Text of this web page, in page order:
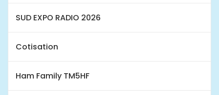
SUD EXPO RADIO 2026
Cotisation
Ham Family TM5HF